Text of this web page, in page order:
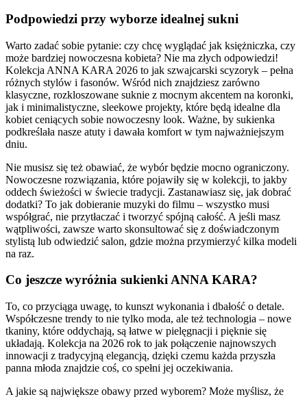
Podpowiedzi przy wyborze idealnej sukni
Warto zadać sobie pytanie: czy chcę wyglądać jak księżniczka, czy
może bardziej nowoczesna kobieta? Nie ma złych odpowiedzi!
Kolekcja ANNA KARA 2026 to jak szwajcarski scyzoryk – pełna
różnych stylów i fasonów. Wśród nich znajdziesz zarówno
klasyczne, rozkloszowane suknie z mocnym akcentem na koronki,
jak i minimalistyczne, sleekowe projekty, które będą idealne dla
kobiet ceniących sobie nowoczesny look. Ważne, by sukienka
podkreślała nasze atuty i dawała komfort w tym najważniejszym
dniu.
Nie musisz się też obawiać, że wybór będzie mocno ograniczony.
Nowoczesne rozwiązania, które pojawiły się w kolekcji, to jakby
oddech świeżości w świecie tradycji. Zastanawiasz się, jak dobrać
dodatki? To jak dobieranie muzyki do filmu – wszystko musi
współgrać, nie przytłaczać i tworzyć spójną całość. A jeśli masz
wątpliwości, zawsze warto skonsultować się z doświadczonym
stylistą lub odwiedzić salon, gdzie można przymierzyć kilka modeli
na raz.
Co jeszcze wyróżnia sukienki ANNA KARA?
To, co przyciąga uwagę, to kunszt wykonania i dbałość o detale.
Współczesne trendy to nie tylko moda, ale też technologia – nowe
tkaniny, które oddychają, są łatwe w pielęgnacji i pięknie się
układają. Kolekcja na 2026 rok to jak połączenie najnowszych
innowacji z tradycyjną elegancją, dzięki czemu każda przyszła
panna młoda znajdzie coś, co spełni jej oczekiwania.
A jakie są największe obawy przed wyborem? Może myślisz, że